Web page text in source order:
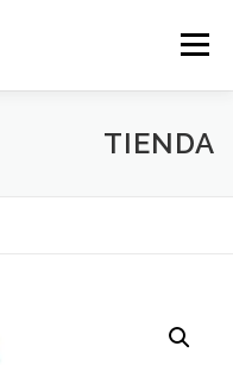
Menú
TIENDA